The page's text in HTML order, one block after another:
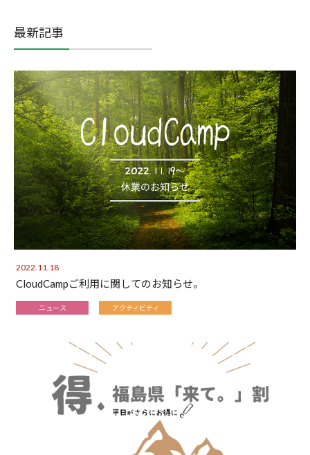
最新記事
2022.11.18
CloudCampご利用に関してのお知らせ。
ニュース アクティビティ